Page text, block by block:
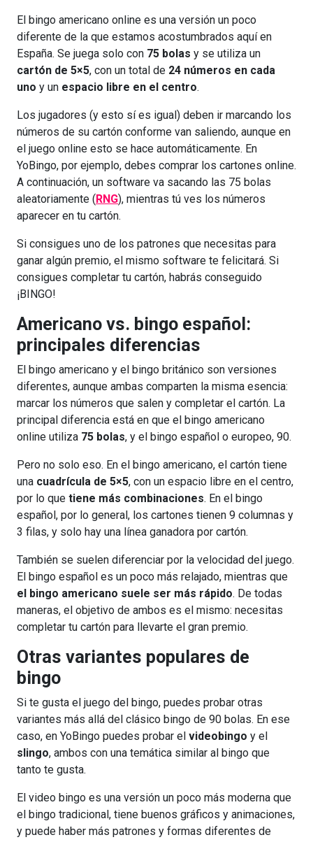
El bingo americano online es una versión un poco
diferente de la que estamos acostumbrados aquí en
España. Se juega solo con 75 bolas y se utiliza un
cartón de 5×5, con un total de 24 números en cada
uno y un espacio libre en el centro.
Los jugadores (y esto sí es igual) deben ir marcando los
números de su cartón conforme van saliendo, aunque en
el juego online esto se hace automáticamente. En
YoBingo, por ejemplo, debes comprar los cartones online.
A continuación, un software va sacando las 75 bolas
aleatoriamente ( RNG), mientras tú ves los números
aparecer en tu cartón.
Si consigues uno de los patrones que necesitas para
ganar algún premio, el mismo software te felicitará. Si
consigues completar tu cartón, habrás conseguido
¡BINGO!
Americano vs. bingo español:
principales diferencias
El bingo americano y el bingo británico son versiones
diferentes, aunque ambas comparten la misma esencia:
marcar los números que salen y completar el cartón. La
principal diferencia está en que el bingo americano
online utiliza 75 bolas, y el bingo español o europeo, 90.
Pero no solo eso. En el bingo americano, el cartón tiene
una cuadrícula de 5×5, con un espacio libre en el centro,
por lo que tiene más combinaciones. En el bingo
español, por lo general, los cartones tienen 9 columnas y
3 filas, y solo hay una línea ganadora por cartón.
También se suelen diferenciar por la velocidad del juego.
El bingo español es un poco más relajado, mientras que
el bingo americano suele ser más rápido. De todas
maneras, el objetivo de ambos es el mismo: necesitas
completar tu cartón para llevarte el gran premio.
Otras variantes populares de
bingo
Si te gusta el juego del bingo, puedes probar otras
variantes más allá del clásico bingo de 90 bolas. En ese
caso, en YoBingo puedes probar el videobingo y el
slingo, ambos con una temática similar al bingo que
tanto te gusta.
El video bingo es una versión un poco más moderna que
el bingo tradicional, tiene buenos gráficos y animaciones,
y puede haber más patrones y formas diferentes de